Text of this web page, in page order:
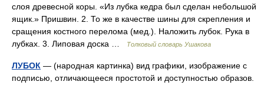
слоя древесной коры. «Из лубка кедра был сделан небольшой
ящик.» Пришвин. 2. То же в качестве шины для скрепления и
сращения костного перелома (мед.). Наложить лубок. Рука в
лубках. 3. Липовая доска …
Толковый словарь Ушакова
ЛУБОК — (народная картинка) вид графики, изображение с
подписью, отличающееся простотой и доступностью образов.